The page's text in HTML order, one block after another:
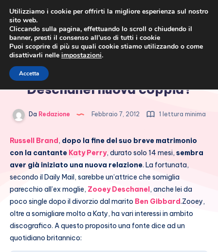
Russel Brand e Zooey
Deschanel nuova coppia?
Da Redazione Febbraio 7, 2012 1 lettura minima
Russell Brand, dopo la fine del suo breve matrimonio
con la cantante Katy Perry, durato solo 14 mesi, sembra
aver già iniziato una nuova relazione. La fortunata,
secondo il Daily Mail, sarebbe un’attrice che somiglia
parecchio all’ex moglie, Zooey Deschanel, anche lei da
poco single dopo il divorzio dal marito Ben Gibbard.Zooey,
oltre a somigliare molto a Katy, ha vari interessi in ambito
discografico. A questo proposito una fonte dice ad un
quotidiano britannico:
Utilizziamo i cookie per offrirti la migliore esperienza sul nostro
sito web.
Cliccando sulla pagina, effettuando lo scroll o chiudendo il
banner, presti il consenso all’uso di tutti i cookie
Puoi scoprire di più su quali cookie stiamo utilizzando o come
disattivarli nelle impostazioni.
Accetta